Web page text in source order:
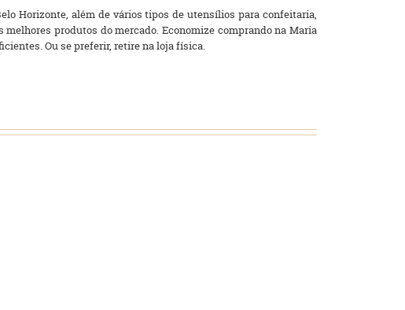
Horizonte, além de vários tipos de utensílios para confeitaria,
produtos do mercado. Economize comprando na Maria
Ou se preferir, retire na loja física.